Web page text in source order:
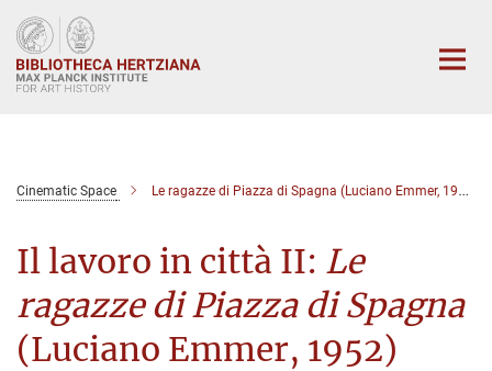
Main-
Content
Cinematic Space Le ragazze di Piazza di Spagna (Luciano Emmer, 1952)
Il lavoro in città II: Le
ragazze di Piazza di Spagna
(Luciano Emmer, 1952)